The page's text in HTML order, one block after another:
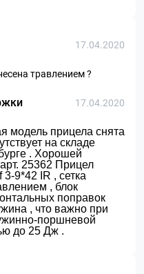
17.04.2020
травлением ?
17.04.2020
модель прицела снята
на складе
. Хорошей
25362 Прицел
9*42 IR , сетка
, блок
поправок
, что важно при
поршневой
до 25 Дж .